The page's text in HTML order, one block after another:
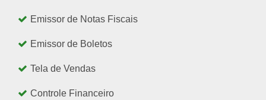
Emissor de Notas Fiscais
Emissor de Boletos
Tela de Vendas
Controle Financeiro